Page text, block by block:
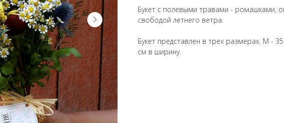
Букет с полевыми травами - ромашками,
свободой летнего ветра.
Букет представлен в трех размерах. М -
см в ширину.